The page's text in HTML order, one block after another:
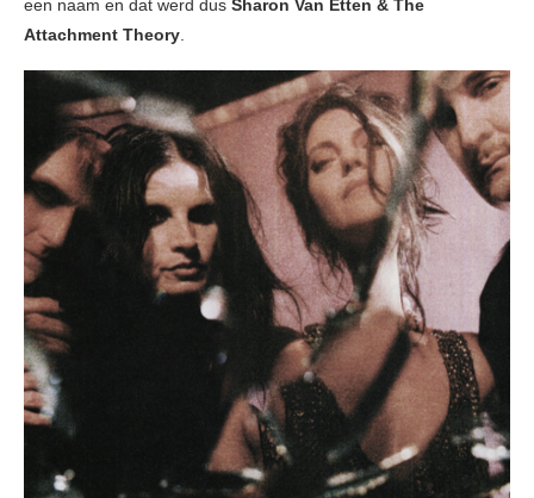
een naam en dat werd dus Sharon Van Etten & The
Attachment Theory.